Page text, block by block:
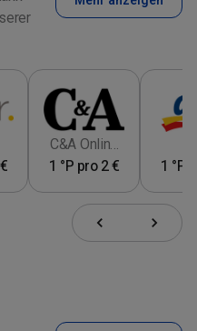
C&A Online
Shop
1 °P pro 2 €
1 °P